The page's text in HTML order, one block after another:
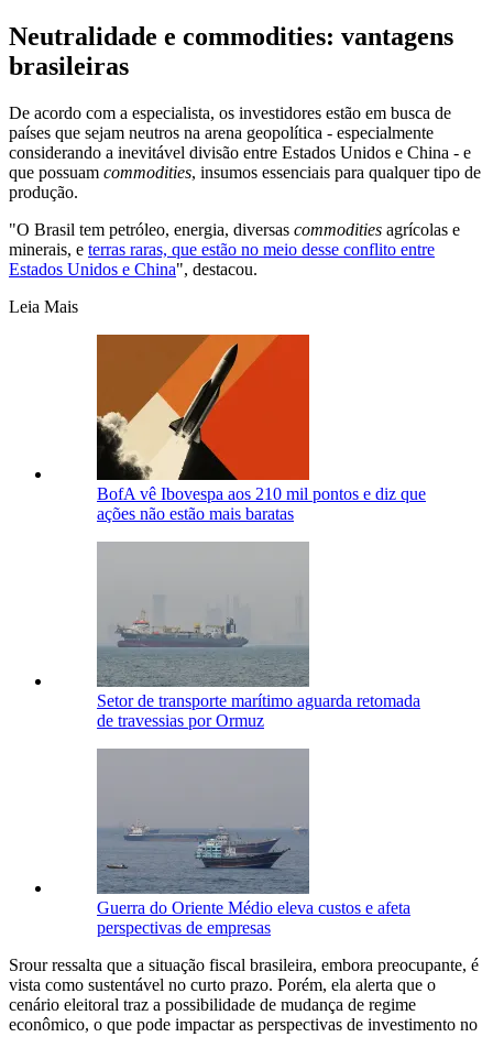
Neutralidade e commodities: vantagens
brasileiras
De acordo com a especialista, os investidores estão em busca de
países que sejam neutros na arena geopolítica - especialmente
considerando a inevitável divisão entre Estados Unidos e China - e
que possuam commodities, insumos essenciais para qualquer tipo de
produção.
"O Brasil tem petróleo, energia, diversas commodities agrícolas e
minerais, e terras raras, que estão no meio desse conflito entre
Estados Unidos e China", destacou.
Leia Mais
BofA vê Ibovespa aos 210 mil pontos e diz que
ações não estão mais baratas
Setor de transporte marítimo aguarda retomada
de travessias por Ormuz
Guerra do Oriente Médio eleva custos e afeta
perspectivas de empresas
Srour ressalta que a situação fiscal brasileira, embora preocupante, é
vista como sustentável no curto prazo. Porém, ela alerta que o
cenário eleitoral traz a possibilidade de mudança de regime
econômico, o que pode impactar as perspectivas de investimento no